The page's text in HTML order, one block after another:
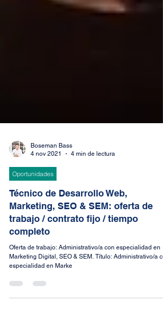
4 nov 2021
Oportunidades
Técnico de Desarrollo Web,
Marketing, SEO & SEM: oferta de
trabajo / contrato fijo / tiempo
completo
Oferta de trabajo: Administrativo/a con especialidad en
especialidad en Marke